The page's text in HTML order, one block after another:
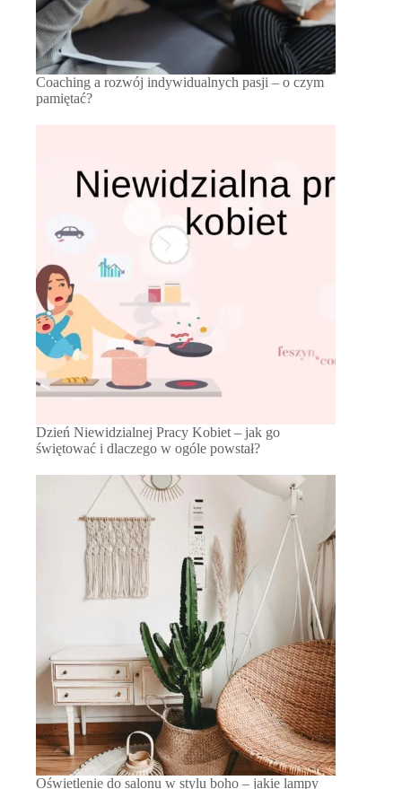
Coaching a rozwój indywidualnych pasji – o czym
pamiętać?
Dzień Niewidzialnej Pracy Kobiet – jak go
świętować i dlaczego w ogóle powstał?
Oświetlenie do salonu w stylu boho – jakie lampy